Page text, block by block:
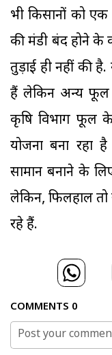
भी किसानों को
की मंडी बंद होने के
तुड़ाई ही नहीं की
हैं लेकिन अन्य फूल
कृषि विभाग फूल
योजना बना रहा
सामान बनाने के
लेकिन, फिलहाल
रहे हैं.
COMMENTS 0